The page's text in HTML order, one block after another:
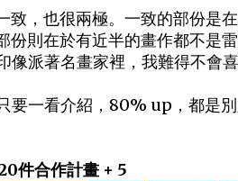
致，也很兩極。一致的部份是
份則在於有近半的畫作都不是
派著名畫家裡，我難得不會喜
要一看介紹，80% up，都是別
件合作計畫 + 5